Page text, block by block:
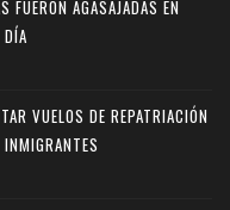
AGASAJADAS EN
VUELOS DE REPATRIACIÓN